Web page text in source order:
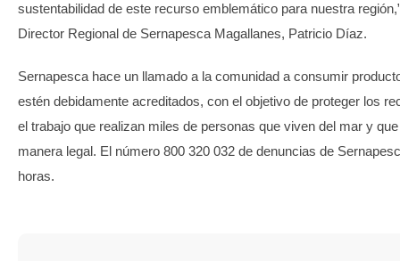
sustentabilidad de este recurso emblemático para nuestra
Director Regional de Sernapesca Magallanes, Patricio Díaz.
Sernapesca hace un llamado a la comunidad a consumir
estén debidamente acreditados, con el objetivo de proteger los
el trabajo que realizan miles de personas que viven del mar y
manera legal. El número 800 320 032 de denuncias de
horas.